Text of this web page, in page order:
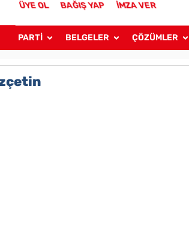
ÜYE OL BAĞIŞ YAP İMZA VER
PARTİ BELGELER ÇÖZÜMLER